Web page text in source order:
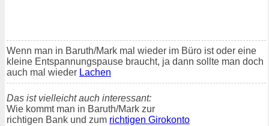
Wenn man in Baruth/Mark mal wieder im Büro ist oder eine
kleine Entspannungspause braucht, ja dann sollte man doch
auch mal wieder Lachen
Das ist vielleicht auch interessant:
Wie kommt man in Baruth/Mark zur
richtigen Bank und zum richtigen Girokonto